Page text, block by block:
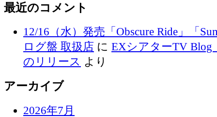
最近のコメント
12/16（水）発売「Obscure Ride」「
ログ盤 取扱店 に EXシアターTV Blog
のリリース より
アーカイブ
2026年7月